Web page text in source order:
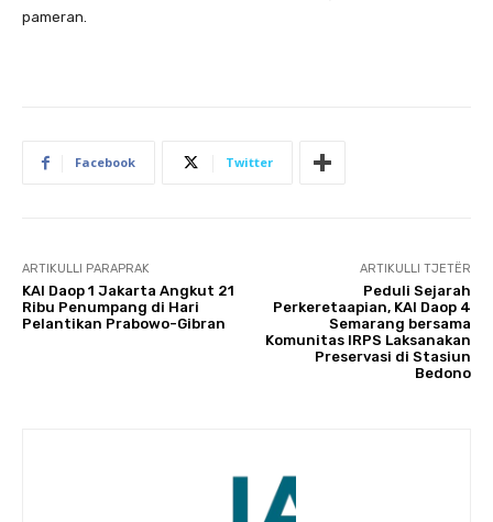
pameran.
Facebook Twitter
ARTIKULLI PARAPRAK
KAI Daop 1 Jakarta Angkut 21
Ribu Penumpang di Hari
Pelantikan Prabowo-Gibran
ARTIKULLI TJETËR
Peduli Sejarah
Perkeretaapian, KAI Daop 4
Semarang bersama
Komunitas IRPS Laksanakan
Preservasi di Stasiun
Bedono